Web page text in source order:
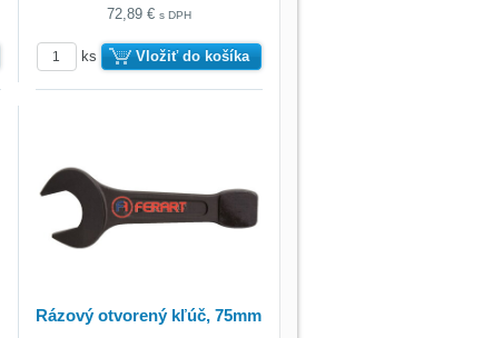
72,89 € s DPH
ks Vložiť do košíka
Rázový otvorený kľúč, 75mm